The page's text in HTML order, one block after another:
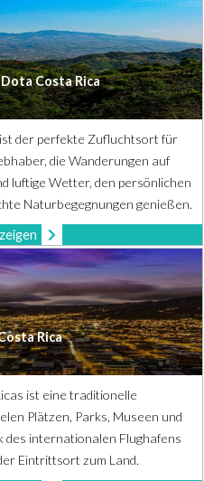
Costa Rica
der perfekte Zufluchtsort für
die Wanderungen auf
luftige Wetter, den persönlichen
Naturbegegnungen genießen.
Rica
ist eine traditionelle
Plätzen, Parks, Museen und
des internationalen Flughafens
Eintrittsort zum Land.